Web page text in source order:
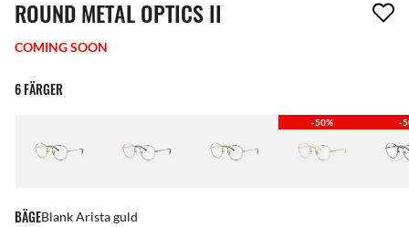
ROUND METAL OPTICS II
COMING SOON
6 FÄRGER
-50% -
BÄGEBlank Arista guld